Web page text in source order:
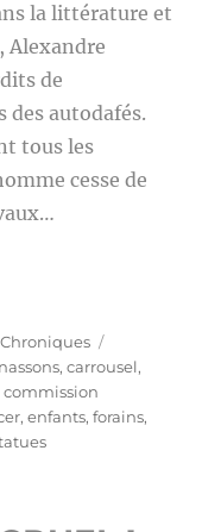
la littérature et
Alexandre
de
autodafés.
tous les
cesse de
Catégories
Chroniques
,carrousel,
commission
,enfants,forains,